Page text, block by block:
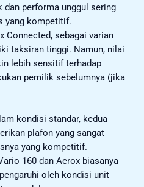
dan performa unggul sering
yang kompetitif.
Connected, sebagai varian
taksiran tinggi. Namun, nilai
lebih sensitif terhadap
pemilik sebelumnya (jika
kondisi standar, kedua
plafon yang sangat
yang kompetitif.
160 dan Aerox biasanya
oleh kondisi unit